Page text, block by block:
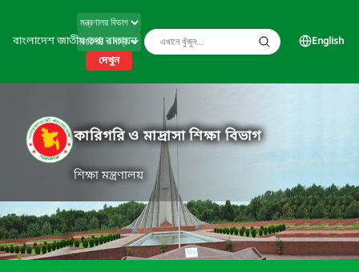
বাংলাদেশ জাতীয় তথ্য বাতায়ন
দেখুন
English
কারিগরি ও মাদ্রাসা শিক্ষা বিভাগ
শিক্ষা মন্ত্রণালয়